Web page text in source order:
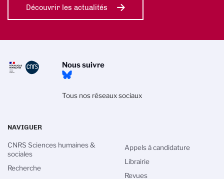
Découvrir les actualités
Nous suivre
Tous nos réseaux sociaux
NAVIGUER
CNRS Sciences humaines &
sociales
Recherche
Appels à candidature
Librairie
Revues